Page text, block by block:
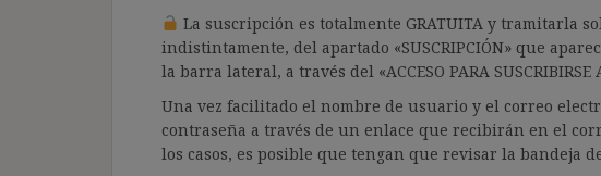
La suscripción es totalmente GRATUITA y tramitarla
indistintamente, del apartado «SUSCRIPCIÓN» que
la barra lateral, a través del «ACCESO PARA SUSCRIBIRSE
Una vez facilitado el nombre de usuario y el correo
contraseña a través de un enlace que recibirán en el
los casos, es posible que tengan que revisar la bandeja de